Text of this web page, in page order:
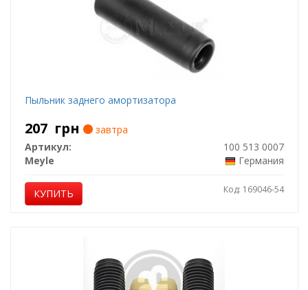
Пыльник заднего амортизатора
207 грн
завтра
Артикул:
100 513 0007
Meyle
Германия
КУПИТЬ Код: 169046-54